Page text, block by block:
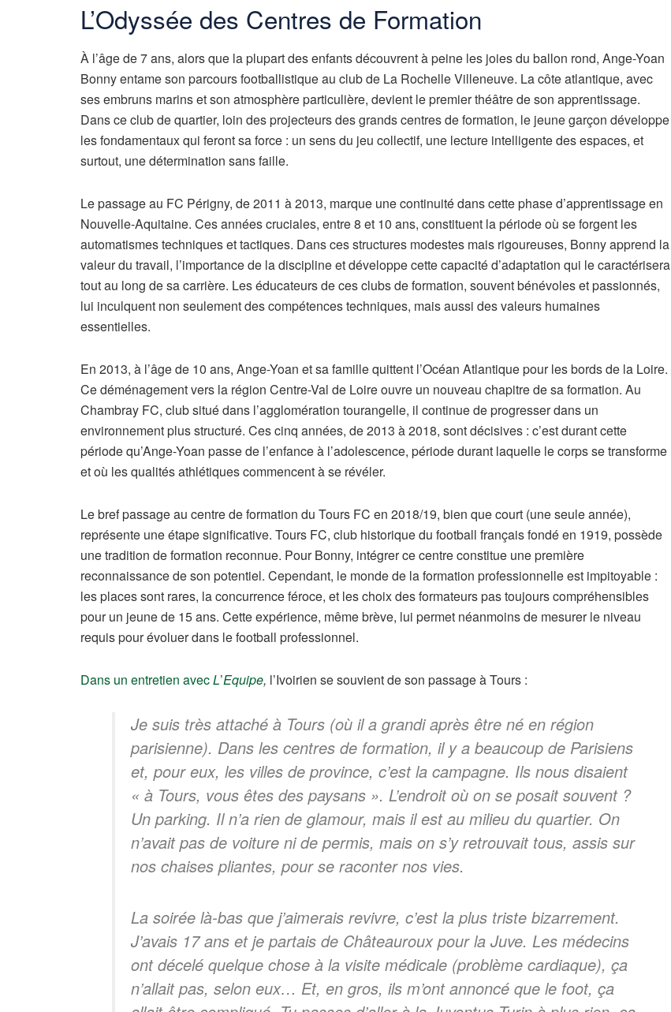
L’Odyssée des Centres de Formation
À l’âge de 7 ans, alors que la plupart des enfants découvrent à peine les joies du ballon rond, Ange-Yoan
Bonny entame son parcours footballistique au club de La Rochelle Villeneuve. La côte atlantique, avec
ses embruns marins et son atmosphère particulière, devient le premier théâtre de son apprentissage.
Dans ce club de quartier, loin des projecteurs des grands centres de formation, le jeune garçon développe
les fondamentaux qui feront sa force : un sens du jeu collectif, une lecture intelligente des espaces, et
surtout, une détermination sans faille.
Le passage au FC Périgny, de 2011 à 2013, marque une continuité dans cette phase d’apprentissage en
Nouvelle-Aquitaine. Ces années cruciales, entre 8 et 10 ans, constituent la période où se forgent les
automatismes techniques et tactiques. Dans ces structures modestes mais rigoureuses, Bonny apprend la
valeur du travail, l’importance de la discipline et développe cette capacité d’adaptation qui le caractérisera
tout au long de sa carrière. Les éducateurs de ces clubs de formation, souvent bénévoles et passionnés,
lui inculquent non seulement des compétences techniques, mais aussi des valeurs humaines
essentielles.
En 2013, à l’âge de 10 ans, Ange-Yoan et sa famille quittent l’Océan Atlantique pour les bords de la Loire.
Ce déménagement vers la région Centre-Val de Loire ouvre un nouveau chapitre de sa formation. Au
Chambray FC, club situé dans l’agglomération tourangelle, il continue de progresser dans un
environnement plus structuré. Ces cinq années, de 2013 à 2018, sont décisives : c’est durant cette
période qu’Ange-Yoan passe de l’enfance à l’adolescence, période durant laquelle le corps se transforme
et où les qualités athlétiques commencent à se révéler.
Le bref passage au centre de formation du Tours FC en 2018/19, bien que court (une seule année),
représente une étape significative. Tours FC, club historique du football français fondé en 1919, possède
une tradition de formation reconnue. Pour Bonny, intégrer ce centre constitue une première
reconnaissance de son potentiel. Cependant, le monde de la formation professionnelle est impitoyable :
les places sont rares, la concurrence féroce, et les choix des formateurs pas toujours compréhensibles
pour un jeune de 15 ans. Cette expérience, même brève, lui permet néanmoins de mesurer le niveau
requis pour évoluer dans le football professionnel.
Dans un entretien avecL’Equipe, l’Ivoirien se souvient de son passage à Tours :
Je suis très attaché à Tours (où il a grandi après être né en région
parisienne). Dans les centres de formation, il y a beaucoup de Parisiens
et, pour eux, les villes de province, c’est la campagne. Ils nous disaient
« à Tours, vous êtes des paysans ». L’endroit où on se posait souvent ?
Un parking. Il n’a rien de glamour, mais il est au milieu du quartier. On
n’avait pas de voiture ni de permis, mais on s’y retrouvait tous, assis sur
nos chaises pliantes, pour se raconter nos vies.
La soirée là-bas que j’aimerais revivre, c’est la plus triste bizarrement.
J’avais 17 ans et je partais de Châteauroux pour la Juve. Les médecins
ont décelé quelque chose à la visite médicale (problème cardiaque), ça
n’allait pas, selon eux… Et, en gros, ils m’ont annoncé que le foot, ça